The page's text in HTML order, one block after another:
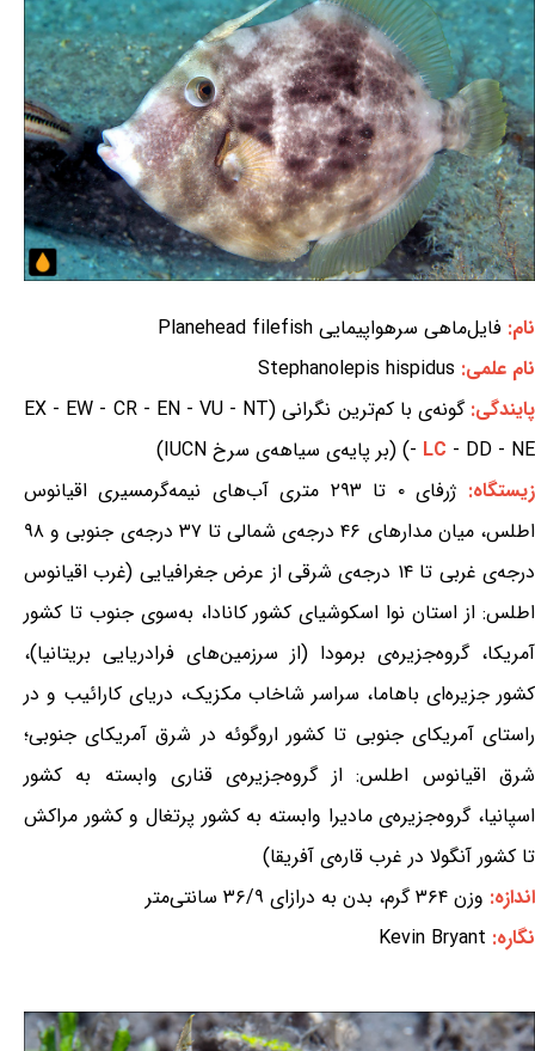
نام: فایل‌ماهی سرهواپیمایی Planehead filefish
نام علمی: Stephanolepis hispidus
پایندگی:
گونه‌ی با کم‌ترین نگرانی (EX - EW - CR - EN - VU - NT
- LC - DD - NE) (بر پایه‌ی سیاهه‌ی سرخ IUCN)
زیستگاه:
ژرفای ۰ تا ۲۹۳ متری آب‌های نیمه‌گرمسیری اقیانوس
اطلس، میان مدارهای ۴۶ درجه‌ی شمالی تا ۳۷ درجه‌ی جنوبی و ۹۸
درجه‌ی غربی تا ۱۴ درجه‌ی شرقی از عرض جغرافیایی (غرب اقیانوس
اطلس: از استان نوا اسکوشیای کشور کانادا، به‌سوی جنوب تا کشور
آمریکا، گروه‌جزیره‌ی برمودا (از سرزمین‌های فرادریایی بریتانیا)،
کشور جزیره‌ای باهاما، سراسر شاخاب مکزیک، دریای کارائیب و در
راستای آمریکای جنوبی تا کشور اروگوئه در شرق آمریکای جنوبی؛
شرق اقیانوس اطلس: از گروه‌جزیره‌ی قناری وابسته به کشور
اسپانیا، گروه‌جزیره‌ی مادیرا وابسته به کشور پرتغال و کشور مراکش
تا کشور آنگولا در غرب قاره‌ی آفریقا)
اندازه: وزن ۳۶۴ گرم، بدن به درازای ۳۶/۹ سانتی‌متر
نگاره: Kevin Bryant